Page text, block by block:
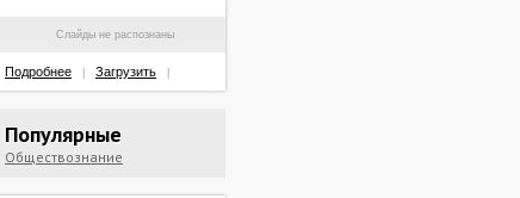
Слайды не распознаны
Подробнее Загрузить
Популярные
Обществознание